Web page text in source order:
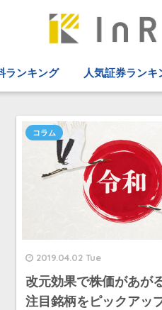
ランキング 人気証券ランキ
2019.04.02 Tue
改元効果で株価があが
注目銘柄をピックアッ
コラム